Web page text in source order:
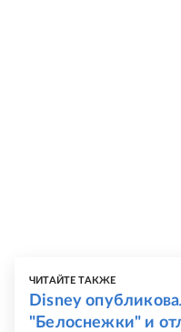
ЧИТАЙТЕ ТАКЖЕ
Disney
"Белоснежки" и